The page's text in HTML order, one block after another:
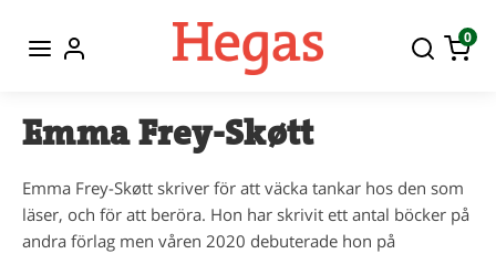
0
Emma Frey-Skøtt
Emma Frey-Skøtt skriver för att väcka tankar hos den som
läser, och för att beröra. Hon har skrivit ett antal böcker på
andra förlag men våren 2020 debuterade hon på